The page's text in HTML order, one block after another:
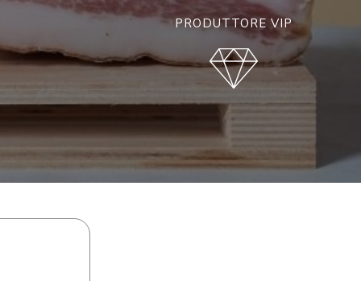
PRODUTTORE VIP